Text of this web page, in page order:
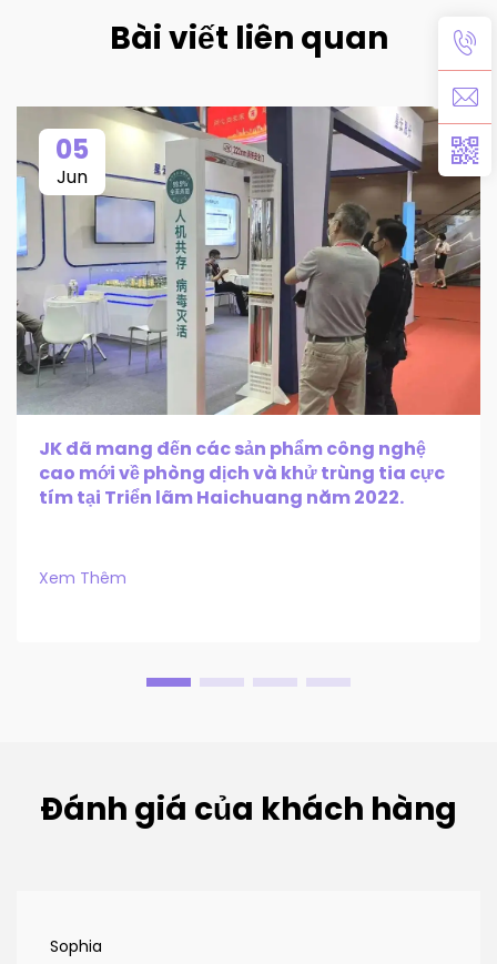
Bài viết liên quan
05
Jun
JK đã mang đến các sản phẩm công nghệ
cao mới về phòng dịch và khử trùng tia cực
tím tại Triển lãm Haichuang năm 2022.
Xem Thêm
Đánh giá của khách hàng
Sophia